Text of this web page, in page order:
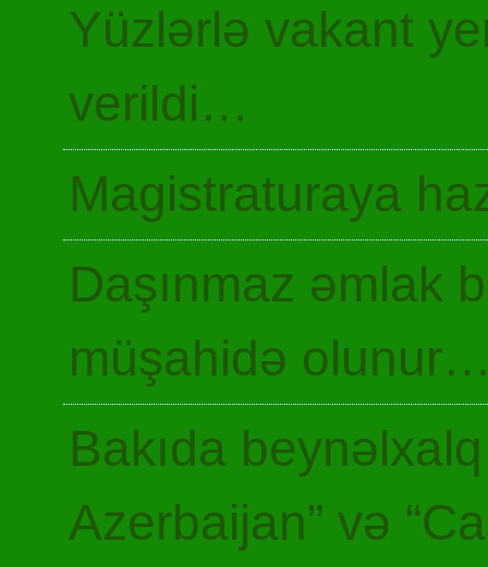
Yüzlərlə vakant
verildi…
Magistraturaya
Daşınmaz əmlak
müşahidə
Bakıda
Azerbaijan” və